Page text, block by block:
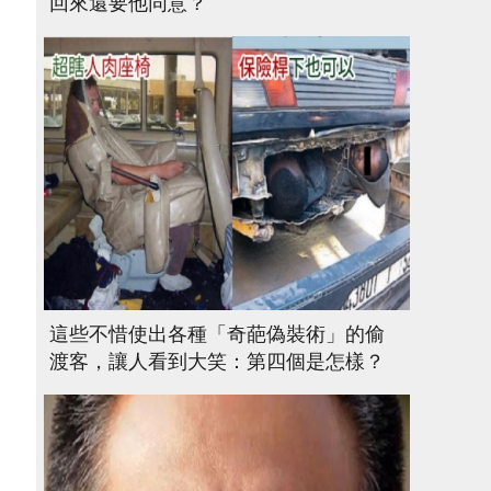
這些不惜使出各種「奇葩偽裝術」的偷
渡客，讓人看到大笑：第四個是怎樣？